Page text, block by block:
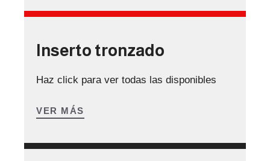
Inserto tronzado
Haz click para ver todas las disponibles
VER MÁS